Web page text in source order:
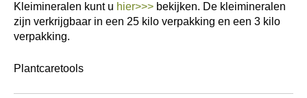
Kleimineralen kunt u hier>>> bekijken. De kleimineralen
zijn verkrijgbaar in een 25 kilo verpakking en een 3 kilo
verpakking.
Plantcaretools